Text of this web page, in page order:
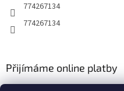
774267134
774267134
Přijímáme online platby